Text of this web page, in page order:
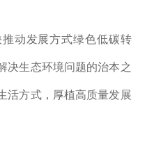
动发展方式绿色低碳转
决生态环境问题的治本之
活方式，厚植高质量发展